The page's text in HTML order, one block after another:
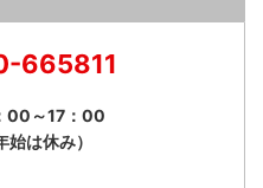
665811
00～17：00
は休み）